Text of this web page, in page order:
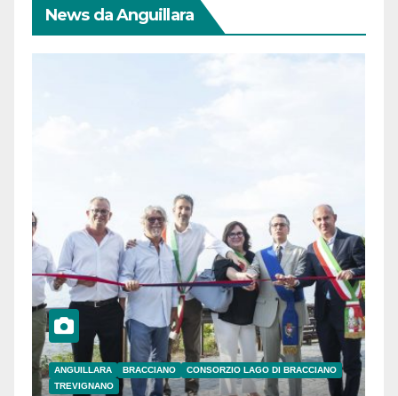
News da Anguillara
ANGUILLARA BRACCIANO
CONSORZIO LAGO DI BRACCIANO
TREVIGNANO